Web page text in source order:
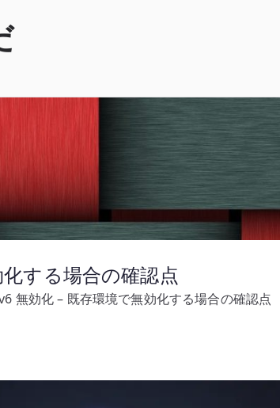
する場合の確認点
無効化 – 既存環境で無効化する場合の確認点